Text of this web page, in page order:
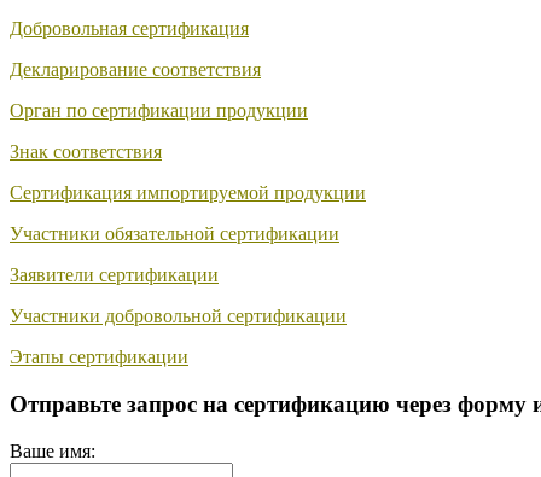
Добровольная сертификация
Декларирование соответствия
Орган по сертификации продукции
Знак соответствия
Сертификация импортируемой продукции
Участники обязательной сертификации
Заявители сертификации
Участники добровольной сертификации
Этапы сертификации
Отправьте запрос на сертификацию через форму
Ваше имя: